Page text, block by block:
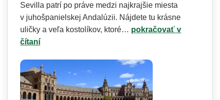
Sevilla patrí po práve medzi najkrajšie miesta
v juhošpanielskej Andalúzii. Nájdete tu krásne
uličky a veľa kostolíkov, ktoré… pokračovať v
čítaní